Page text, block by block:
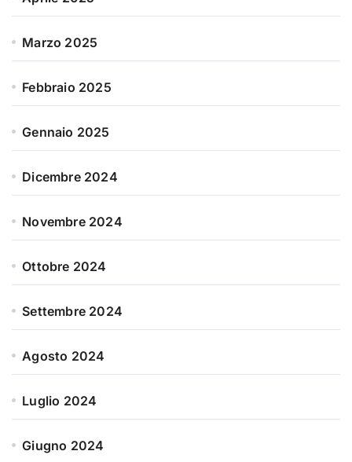
Marzo 2025
Febbraio 2025
Gennaio 2025
Dicembre 2024
Novembre 2024
Ottobre 2024
Settembre 2024
Agosto 2024
Luglio 2024
Giugno 2024